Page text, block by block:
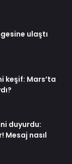
ulaştı
keşif: Mars’ta
duyurdu:
Mesaj nasıl